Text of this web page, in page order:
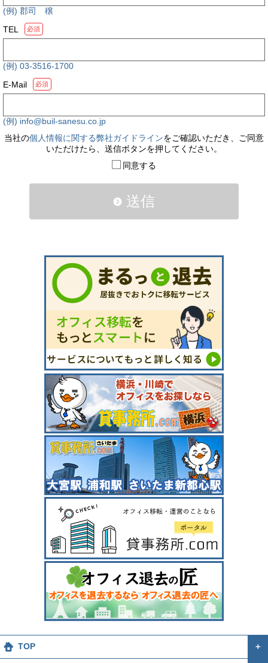
(例) 郡司 穣
TEL
必須
(例) 03-3516-1700
E-Mail
必須
(例) info@buil-sanesu.co.jp
当社の個人情報に関する弊社ガイドラインをご確認いただき、ご同意
いただけたら、送信ボタンを押してください。
同意する
送信
TOP ＋